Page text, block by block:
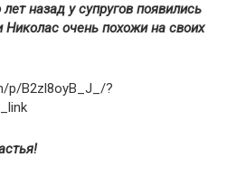
назад у супругов появились
очень похожи на своих
p/B2zl8oyB_J_/?